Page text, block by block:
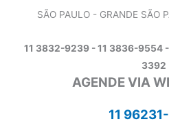
SÃO PAULO - GRANDE SÃO
11 3832-9239 - 11 3836-9554
3392
AGENDE VIA
11